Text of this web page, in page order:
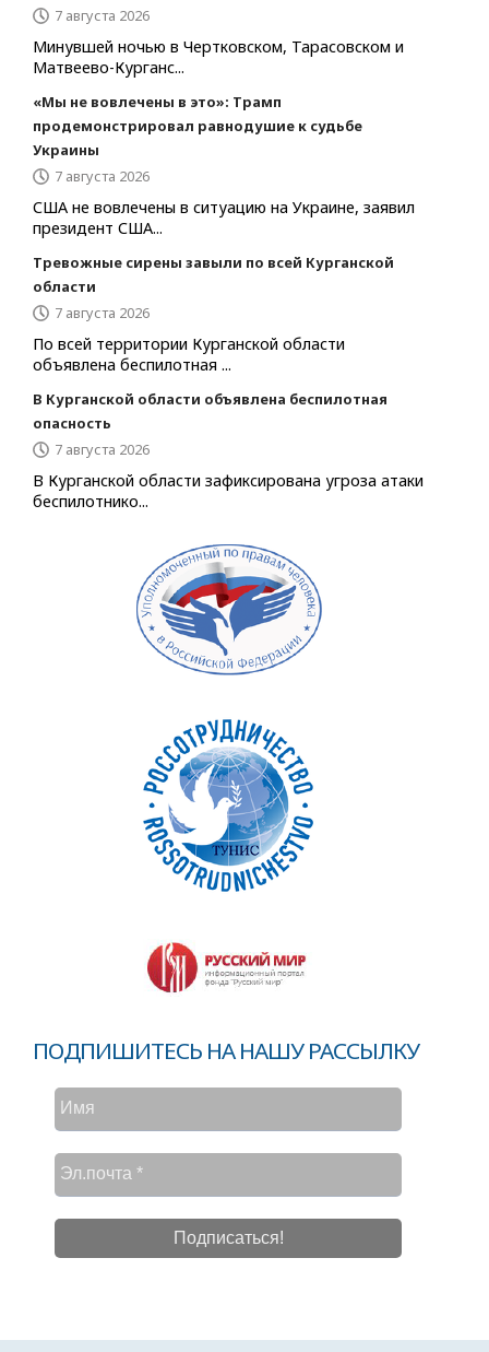
7 августа 2026
Минувшей ночью в Чертковском, Тарасовском и
Матвеево-Курганс...
«Мы не вовлечены в это»: Трамп
продемонстрировал равнодушие к судьбе
Украины
7 августа 2026
США не вовлечены в ситуацию на Украине, заявил
президент США...
Тревожные сирены завыли по всей Курганской
области
7 августа 2026
По всей территории Курганской области
объявлена беспилотная ...
В Курганской области объявлена беспилотная
опасность
7 августа 2026
В Курганской области зафиксирована угроза атаки
беспилотнико...
ПОДПИШИТЕСЬ НА НАШУ РАССЫЛКУ